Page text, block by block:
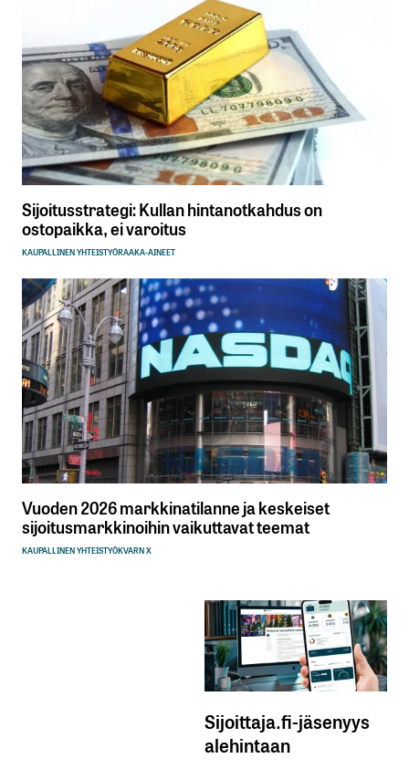
Sijoitusstrategi: Kullan hintanotkahdus on
ostopaikka, ei varoitus
KAUPALLINEN YHTEISTYÖRAAKA-AINEET
Vuoden 2026 markkinatilanne ja keskeiset
sijoitusmarkkinoihin vaikuttavat teemat
KAUPALLINEN YHTEISTYÖKVARN X
Sijoittaja.fi-jäsenyys
alehintaan